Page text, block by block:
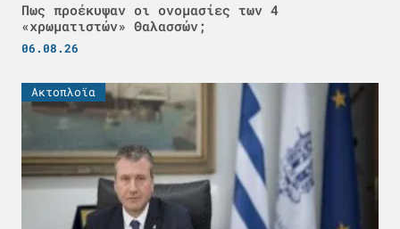
Πως προέκυψαν οι ονομασίες των 4
«χρωματιστών» Θαλασσών;
06.08.26
Ακτοπλοϊα